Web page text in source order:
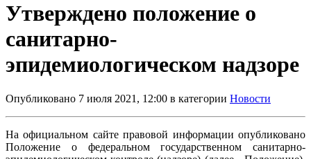
Утверждено положение о
санитарно-
эпидемиологическом надзоре
Опубликовано 7 июля 2021, 12:00 в категории Новости
На официальном сайте правовой информации опубликовано
Положение о федеральном государственном санитарно-